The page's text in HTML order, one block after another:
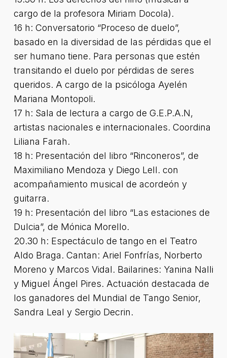
cargo de la profesora Miriam Docola).
16 h: Conversatorio “Proceso de duelo”,
basado en la diversidad de las pérdidas que el
ser humano tiene. Para personas que estén
transitando el duelo por pérdidas de seres
queridos. A cargo de la psicóloga Ayelén
Mariana Montopoli.
17 h: Sala de lectura a cargo de G.E.P.A.N,
artistas nacionales e internacionales. Coordina
Liliana Farah.
18 h: Presentación del libro “Rinconeros”, de
Maximiliano Mendoza y Diego Lell. con
acompañamiento musical de acordeón y
guitarra.
19 h: Presentación del libro “Las estaciones de
Dulcia”, de Mónica Morello.
20.30 h: Espectáculo de tango en el Teatro
Aldo Braga. Cantan: Ariel Fonfrías, Norberto
Moreno y Marcos Vidal. Bailarines: Yanina Nalli
y Miguel Ángel Pires. Actuación destacada de
los ganadores del Mundial de Tango Senior,
Sandra Leal y Sergio Decrin.